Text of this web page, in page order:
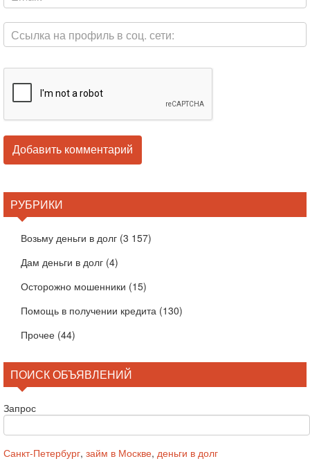
РУБРИКИ
Возьму деньги в долг (3 157)
Дам деньги в долг (4)
Осторожно мошенники (15)
Помощь в получении кредита (130)
Прочее (44)
ПОИСК ОБЪЯВЛЕНИЙ
Запрос
Санкт-Петербург, займ в Москве, деньги в долг